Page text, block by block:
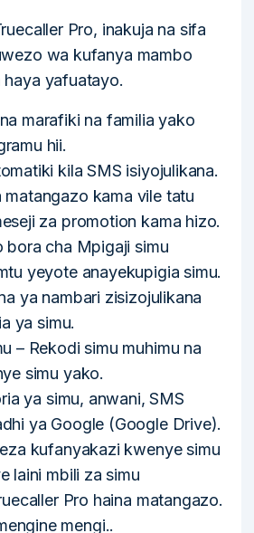
Pro, inakuja na sifa
wa kufanya mambo
haya yafuatayo.
marafiki na familia yako
hii.
kila SMS isiyojulikana.
matangazo kama vile tatu
za promotion kama hizo.
bora cha Mpigaji simu
yeyote anayekupigia simu.
ya nambari zisizojulikana
ya simu.
– Rekodi simu muhimu na
simu yako.
ya simu, anwani, SMS
ya Google (Google Drive).
kufanyakazi kwenye simu
laini mbili za simu
Pro haina matangazo.
mengi..